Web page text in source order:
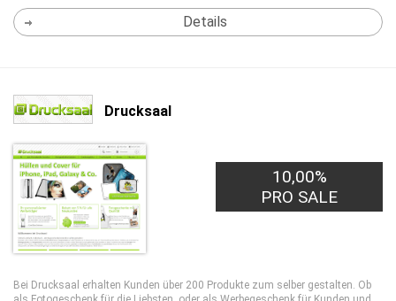
Details
Drucksaal
10,00%
PRO SALE
Bei Drucksaal erhalten Kunden über 200 Produkte zum selber gestalten. Ob